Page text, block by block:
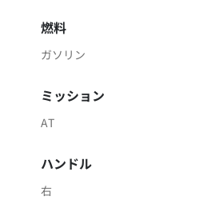
燃料
ガソリン
ミッション
AT
ハンドル
右